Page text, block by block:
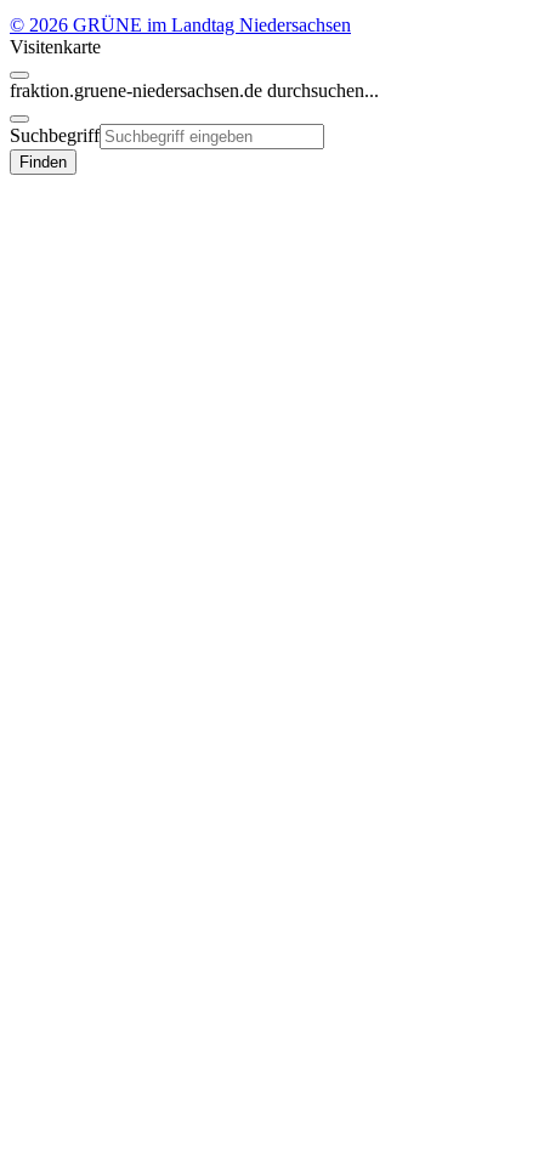
© 2026 GRÜNE im Landtag Niedersachsen
Visitenkarte
fraktion.gruene-niedersachsen.de durchsuchen...
Suchbegriff
Finden